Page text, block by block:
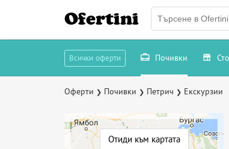
Ofertini
Всички оферти Почивки
Оферти ❯ Почивки ❯ Петрич ❯ Екскурзии
Отиди към картата